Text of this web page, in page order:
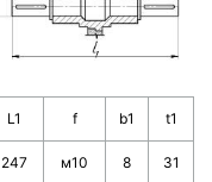
L1 f b1 t1
247 м10 8 31